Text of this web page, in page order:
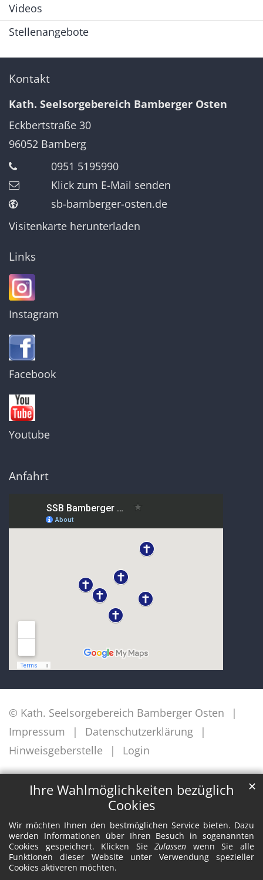
Ihre Wahlmöglichkeiten bezüglich
Cookies
Wir möchten Ihnen den bestmöglichen Service bieten. Dazu
werden Informationen über Ihren Besuch in sogenannten
Cookies gespeichert. Klicken SieZulassen wenn Sie alle
Funktionen dieser Website unter Verwendung spezieller
Cookies aktiveren möchten.
✕
Videos
Stellenangebote
Kontakt
Kath. Seelsorgebereich Bamberger Osten
Eckbertstraße 30
96052 Bamberg
0951 5195990
Klick zum E-Mail senden
sb-bamberger-osten.de
Visitenkarte herunterladen
Links
Instagram
Facebook
Youtube
Anfahrt
© Kath. Seelsorgebereich Bamberger Osten
Impressum
Datenschutzerklärung
Hinweisgeberstelle
Login